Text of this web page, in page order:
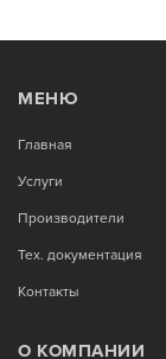
МЕНЮ
Главная
Услуги
Производители
Тех. документация
Контакты
О КОМПАНИИ